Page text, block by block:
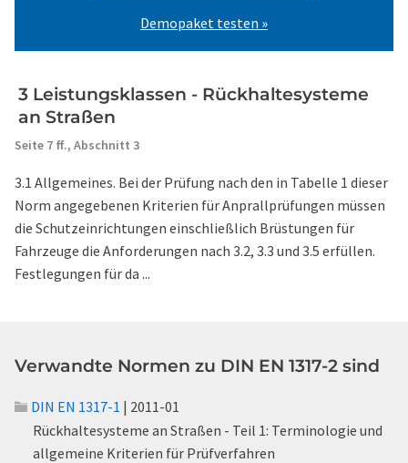
Demopaket testen »
3 Leistungsklassen - Rückhaltesysteme
an Straßen
Seite 7 ff., Abschnitt 3
3.1 Allgemeines. Bei der Prüfung nach den in Tabelle 1 dieser
Norm angegebenen Kriterien für Anprallprüfungen müssen
die Schutzeinrichtungen einschließlich Brüstungen für
Fahrzeuge die Anforderungen nach 3.2, 3.3 und 3.5 erfüllen.
Festlegungen für da ...
Verwandte Normen zu DIN EN 1317-2 sind
DIN EN 1317-1 | 2011-01
Rückhaltesysteme an Straßen - Teil 1: Terminologie und
allgemeine Kriterien für Prüfverfahren